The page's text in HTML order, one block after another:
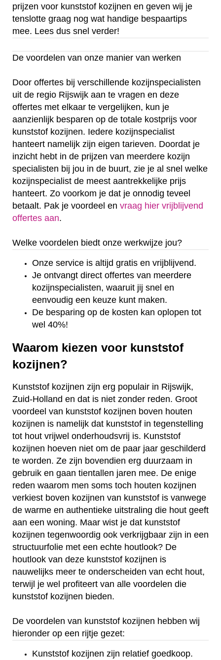
prijzen voor kunststof kozijnen en geven wij je
tenslotte graag nog wat handige bespaartips
mee. Lees dus snel verder!
De voordelen van onze manier van werken
Door offertes bij verschillende kozijnspecialisten
uit de regio Rijswijk aan te vragen en deze
offertes met elkaar te vergelijken, kun je
aanzienlijk besparen op de totale kostprijs voor
kunststof kozijnen. Iedere kozijnspecialist
hanteert namelijk zijn eigen tarieven. Doordat je
inzicht hebt in de prijzen van meerdere kozijn
specialisten bij jou in de buurt, zie je al snel welke
kozijnspecialist de meest aantrekkelijke prijs
hanteert. Zo voorkom je dat je onnodig teveel
betaalt. Pak je voordeel en vraag hier vrijblijvend
offertes aan.
Welke voordelen biedt onze werkwijze jou?
Onze service is altijd gratis en vrijblijvend.
Je ontvangt direct offertes van meerdere
kozijnspecialisten, waaruit jij snel en
eenvoudig een keuze kunt maken.
De besparing op de kosten kan oplopen tot
wel 40%!
Waarom kiezen voor kunststof
kozijnen?
Kunststof kozijnen zijn erg populair in Rijswijk,
Zuid-Holland en dat is niet zonder reden. Groot
voordeel van kunststof kozijnen boven houten
kozijnen is namelijk dat kunststof in tegenstelling
tot hout vrijwel onderhoudsvrij is. Kunststof
kozijnen hoeven niet om de paar jaar geschilderd
te worden. Ze zijn bovendien erg duurzaam in
gebruik en gaan tientallen jaren mee. De enige
reden waarom men soms toch houten kozijnen
verkiest boven kozijnen van kunststof is vanwege
de warme en authentieke uitstraling die hout geeft
aan een woning. Maar wist je dat kunststof
kozijnen tegenwoordig ook verkrijgbaar zijn in een
structuurfolie met een echte houtlook? De
houtlook van deze kunststof kozijnen is
nauwelijks meer te onderscheiden van echt hout,
terwijl je wel profiteert van alle voordelen die
kunststof kozijnen bieden.
De voordelen van kunststof kozijnen hebben wij
hieronder op een rijtje gezet:
Kunststof kozijnen zijn relatief goedkoop.